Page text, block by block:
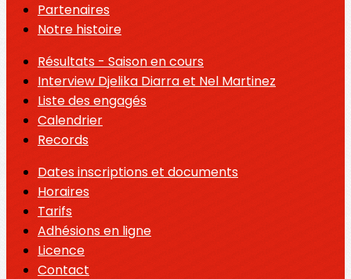
Partenaires
Notre histoire
Résultats - Saison en cours
Interview Djelika Diarra et Nel Martinez
Liste des engagés
Calendrier
Records
Dates inscriptions et documents
Horaires
Tarifs
Adhésions en ligne
Licence
Contact